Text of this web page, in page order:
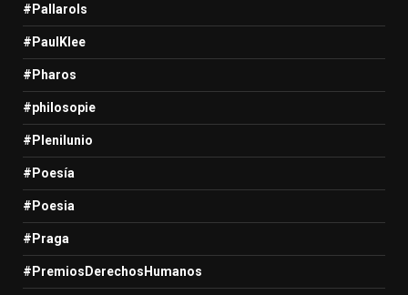
#Pallarols
#PaulKlee
#Pharos
#philosopie
#Plenilunio
#Poesía
#Poesia
#Praga
#PremiosDerechosHumanos